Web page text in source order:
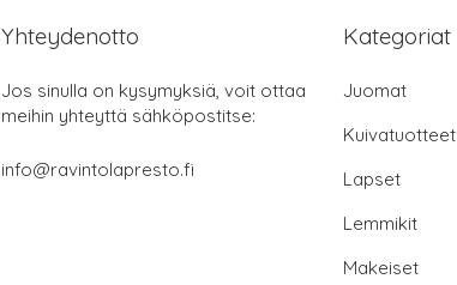
Yhteydenotto
Jos sinulla on kysymyksiä, voit ottaa
meihin yhteyttä sähköpostitse:
info@ravintolapresto.fi
Kategoriat
Juomat
Kuivatuotteet
Lapset
Lemmikit
Makeiset